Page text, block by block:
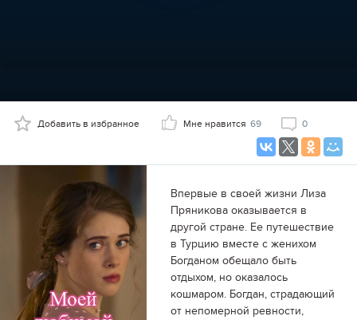
Добавить в избранное Мне нравится 69 0
Впервые в своей жизни Лиза
Пряникова оказывается в
другой стране. Ее путешествие
в Турцию вместе с женихом
Богданом обещало быть
отдыхом, но оказалось
кошмаром. Богдан, страдающий
от непомерной ревности,